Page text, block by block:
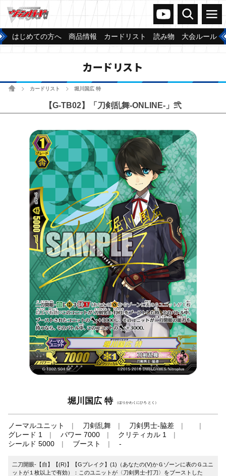
ヴァンガードch
検索 メニュー
はじめての方へ 商品情報 カードリスト 読み物 大会ルール
カードリスト
ホームカードリスト 堀川国広 特
【G-TB02】「刀剣乱舞-ONLINE-」弐
堀川国広 特 （ほりかわくにひろ とく）
ノーマルユニット 刀剣乱舞
刀剣男士-脇差
グレード 1
パワー 7000
クリティカル 1
シールド 5000
ブースト -
二刀開眼-【自】【(R)】【Gブレイク】(1)（あなたの(V)かＧゾーンに表のＧユニ
ットが１枚以上で有効）：このユニットが〈刀剣男士-打刀〉をブーストした